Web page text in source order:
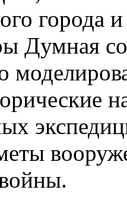
города
Думная